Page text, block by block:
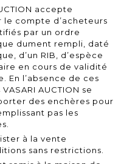
accepte
le compte d’acheteurs
par un ordre
dument rempli, daté
d’un RIB, d’espèce
en cours de validité
En l’absence de ces
AUCTION se
des enchères pour
pas les
à la vente
sans restrictions.